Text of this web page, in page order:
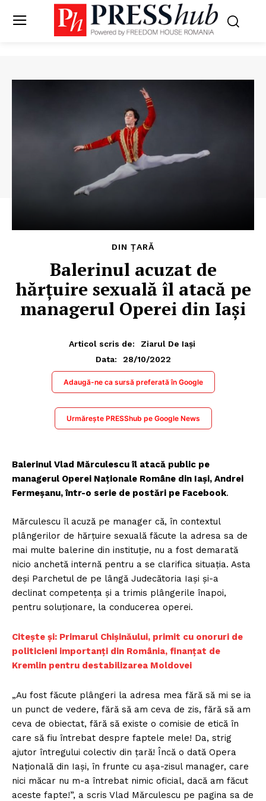
DIN ȚARĂ
Balerinul acuzat de
hărţuire sexuală îl atacă pe
managerul Operei din Iaşi
Articol scris de:
Ziarul De Iași
Data:
28/10/2022
Adaugă-ne ca sursă preferată în Google
Urmărește PRESShub pe Google News
Balerinul Vlad Mărculescu îl atacă public pe
managerul Operei Naţionale Române din Iaşi, Andrei
Fermeşanu, într-o serie de postări pe Facebook.
Mărculescu îl acuză pe manager că, în contextul
plângerilor de hărţuire sexuală făcute la adresa sa de
mai multe balerine din instituţie, nu a fost demarată
nicio anchetă internă pentru a se clarifica situaţia. Asta
deşi Parchetul de pe lângă Judecătoria Iaşi şi-a
declinat competenţa şi a trimis plângerile înapoi,
pentru soluţionare, la conducerea operei.
Citește și: Primarul Chișinăului, primit cu onoruri de
politicieni importanți din România, finanțat de
Kremlin pentru destabilizarea Moldovei
„Au fost făcute plângeri la adresa mea fără să mi se ia
un punct de vedere, fără să am ceva de zis, fără să am
ceva de obiectat, fără să existe o comisie de etică în
care să fiu întrebat despre faptele mele! Da, strig
ajutor întregului colectiv din ţară! Încă o dată Opera
Naţională din Iaşi, în frunte cu aşa-zisul manager, care
nici măcar nu m-a întrebat nimic oficial, dacă am făcut
aceste fapte!”, a scris Vlad Mărculescu pe pagina sa de